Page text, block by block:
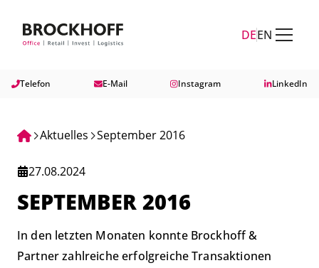
Zum Fuß springen
DEEN
Telefon E-Mail Instagram LinkedIn
Aktuelles September 2016
27.08.2024
SEPTEMBER 2016
In den letzten Monaten konnte Brockhoff &
Partner zahlreiche erfolgreiche Transaktionen